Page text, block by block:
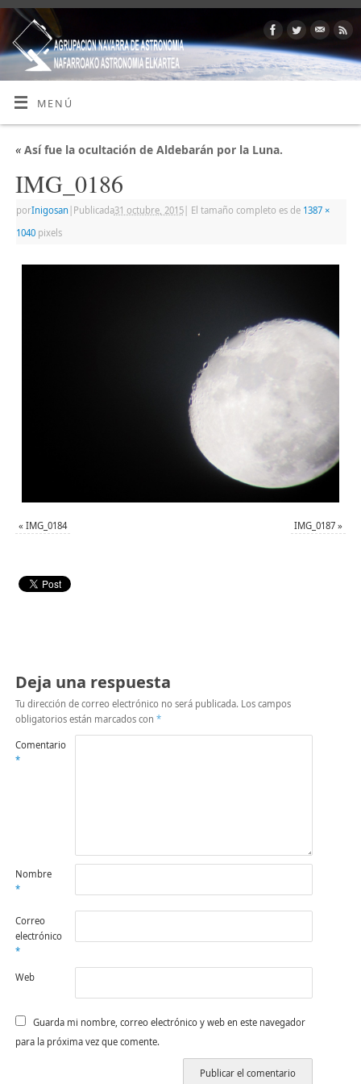
MENÚ
«Así fue la ocultación de Aldebarán por la Luna.
IMG_0186
porInigosan Publicada31 octubre, 2015| El tamaño completo es de 1387 ×
1040pixels
« IMG_0184 IMG_0187 »
Deja una respuesta
Tu dirección de correo electrónico no será publicada. Los campos
obligatorios están marcados con *
Comentario
*
Nombre
*
Correo
electrónico
*
Web
Guarda mi nombre, correo electrónico y web en este navegador
para la próxima vez que comente.